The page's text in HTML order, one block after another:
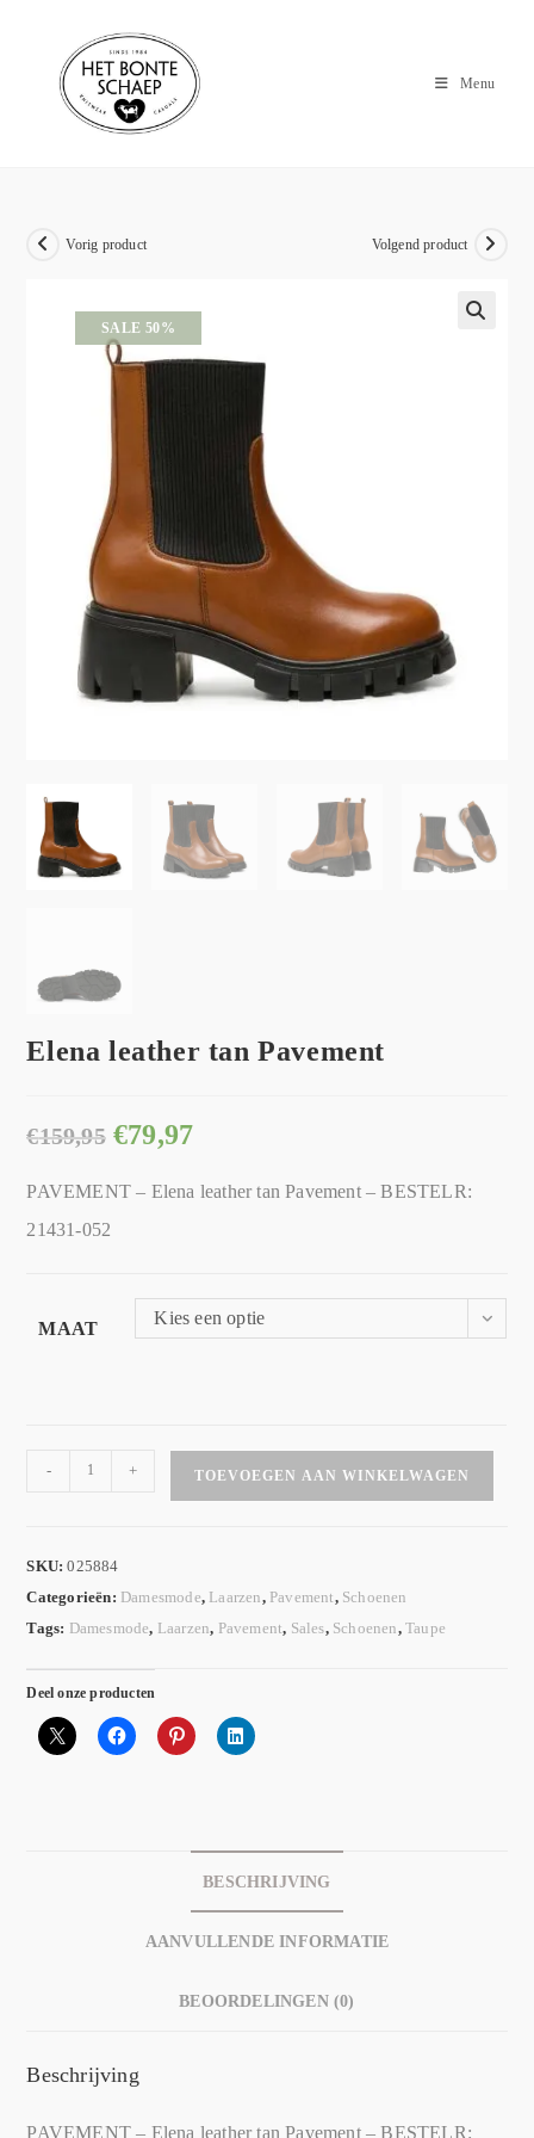
Menu
SALE 50%
Vorig product Volgend product
Elena leather tan Pavement
€159,95 €79,97
PAVEMENT – Elena leather tan Pavement – BESTELR:
21431-052
MAAT
Kies een optie
- + TOEVOEGEN AAN WINKELWAGEN
SKU:025884
Categorieën: Damesmode, Laarzen, Pavement, Schoenen
Tags: Damesmode, Laarzen, Pavement, Sales, Schoenen,Taupe
Deel onze producten
BESCHRIJVING
AANVULLENDE INFORMATIE
BEOORDELINGEN (0)
Beschrijving
PAVEMENT – Elena leather tan Pavement – BESTELR: